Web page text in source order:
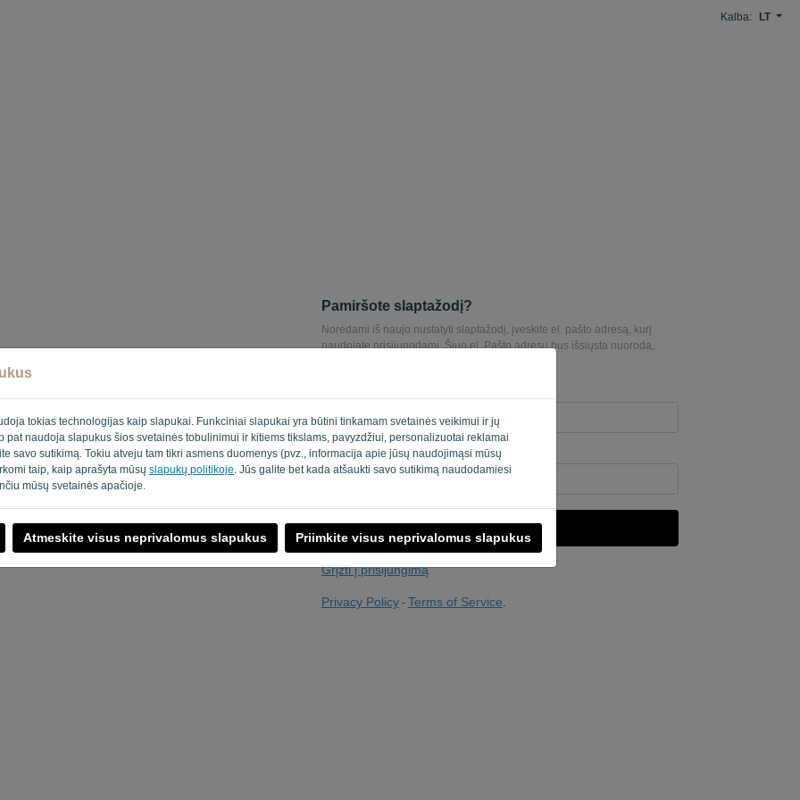
tokias technologijas kaip slapukai. Funkciniai slapukai yra būtini tinkamam svetainės veikimui ir jų
pat naudoja slapukus šios svetainės tobulinimui ir kitiems tikslams, pavyzdžiui, personalizuotai reklamai
savo sutikimą. Tokiu atveju tam tikri asmens duomenys (pvz., informacija apie jūsų naudojimąsi mūsų
taip, kaip aprašyta mūsų slapukų politikoje . Jūs galite bet kada atšaukti savo sutikimą naudodamiesi
mūsų svetainės apačioje.
Atmeskite visus neprivalomus slapukus Priimkite visus neprivalomus slapukus
Kalba: LT
Pamiršote slaptažodį?
Norėdami iš naujo nustatyti slaptažodį, įveskite el. pašto adresą, kurį
naudojate prisijungdami. Šiuo el. Pašto adresu bus išsiųsta nuoroda,
Ar jūs ne kompiuteris? Užpildykite “
SIŲSTI NUORODĄ
Grįžti į prisijungimą
Privacy Policy - Terms of Service